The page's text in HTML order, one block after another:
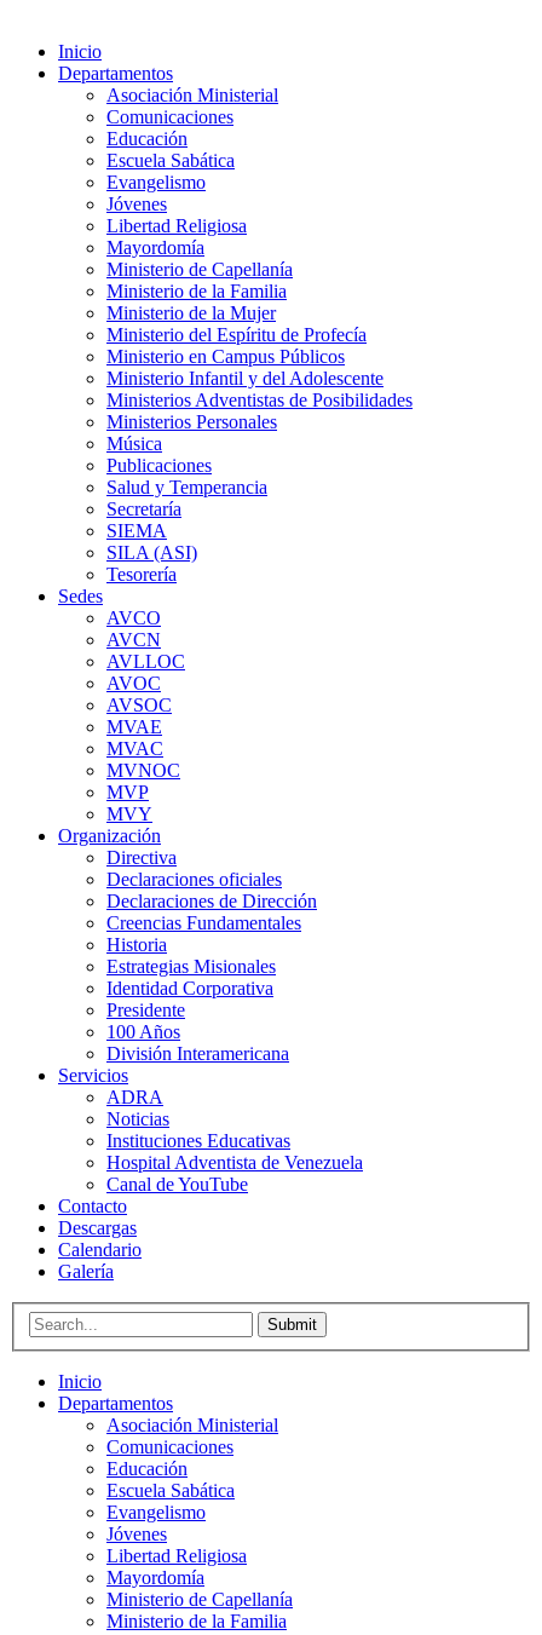
Inicio
Departamentos
Asociación Ministerial
Comunicaciones
Educación
Escuela Sabática
Evangelismo
Jóvenes
Libertad Religiosa
Mayordomía
Ministerio de Capellanía
Ministerio de la Familia
Ministerio de la Mujer
Ministerio del Espíritu de Profecía
Ministerio en Campus Públicos
Ministerio Infantil y del Adolescente
Ministerios Adventistas de Posibilidades
Ministerios Personales
Música
Publicaciones
Salud y Temperancia
Secretaría
SIEMA
SILA (ASI)
Tesorería
Sedes
AVCO
AVCN
AVLLOC
AVOC
AVSOC
MVAE
MVAC
MVNOC
MVP
MVY
Organización
Directiva
Declaraciones oficiales
Declaraciones de Dirección
Creencias Fundamentales
Historia
Estrategias Misionales
Identidad Corporativa
Presidente
100 Años
División Interamericana
Servicios
ADRA
Noticias
Instituciones Educativas
Hospital Adventista de Venezuela
Canal de YouTube
Contacto
Descargas
Calendario
Galería
Submit
Inicio
Departamentos
Asociación Ministerial
Comunicaciones
Educación
Escuela Sabática
Evangelismo
Jóvenes
Libertad Religiosa
Mayordomía
Ministerio de Capellanía
Ministerio de la Familia